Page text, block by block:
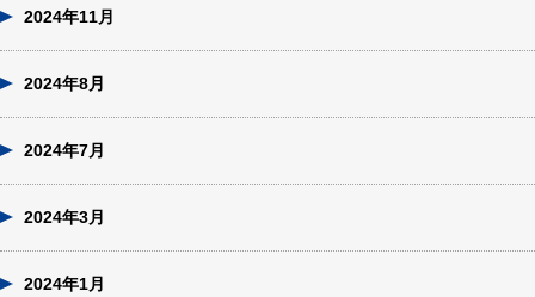
2024年11月
2024年8月
2024年7月
2024年3月
2024年1月